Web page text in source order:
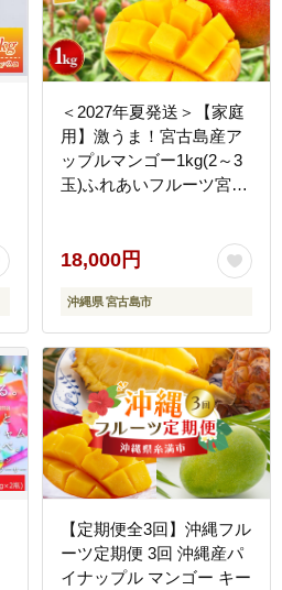
＜2027年夏発送＞【家庭
用】激うま！宮古島産ア
ップルマンゴー1kg(2～3
玉)ふれあいフルーツ宮古
18,000円
沖縄県 宮古島市
【定期便全3回】沖縄フル
ーツ定期便 3回 沖縄産パ
イナップル マンゴー キー